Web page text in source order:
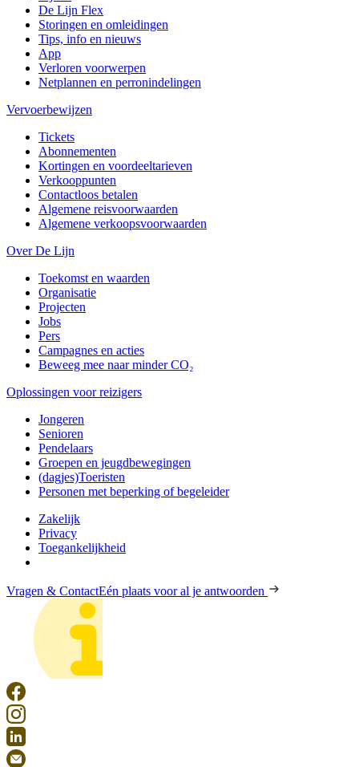
De Lijn Flex
Storingen en omleidingen
Tips, info en nieuws
App
Verloren voorwerpen
Netplannen en perronindelingen
Vervoerbewijzen
Tickets
Abonnementen
Kortingen en voordeeltarieven
Verkooppunten
Contactloos betalen
Algemene reisvoorwaarden
Algemene verkoopsvoorwaarden
Over De Lijn
Toekomst en waarden
Organisatie
Projecten
Jobs
Pers
Campagnes en acties
Beweeg mee naar minder CO₂
Oplossingen voor reizigers
Jongeren
Senioren
Pendelaars
Groepen en jeugdbewegingen
(dagjes)Toeristen
Personen met beperking of begeleider
Zakelijk
Privacy
Toegankelijkheid
Vragen & ContactEén plaats voor al je antwoorden